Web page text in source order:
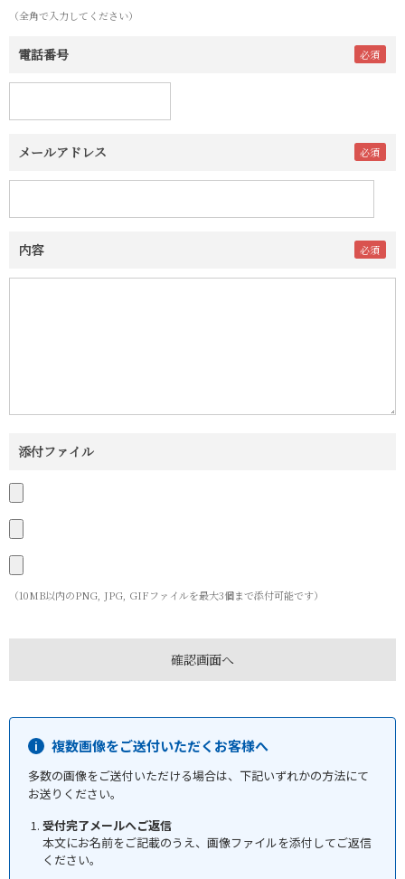
（全角で入力してください）
電話番号
メールアドレス
内容
添付ファイル
（10MB以内のPNG, JPG, GIFファイルを最大3個まで添付可能です）
複数画像をご送付いただくお客様へ
多数の画像をご送付いただける場合は、下記いずれかの方法にて
お送りください。
受付完了メールへご返信
本文にお名前をご記載のうえ、画像ファイルを添付してご返信
ください。